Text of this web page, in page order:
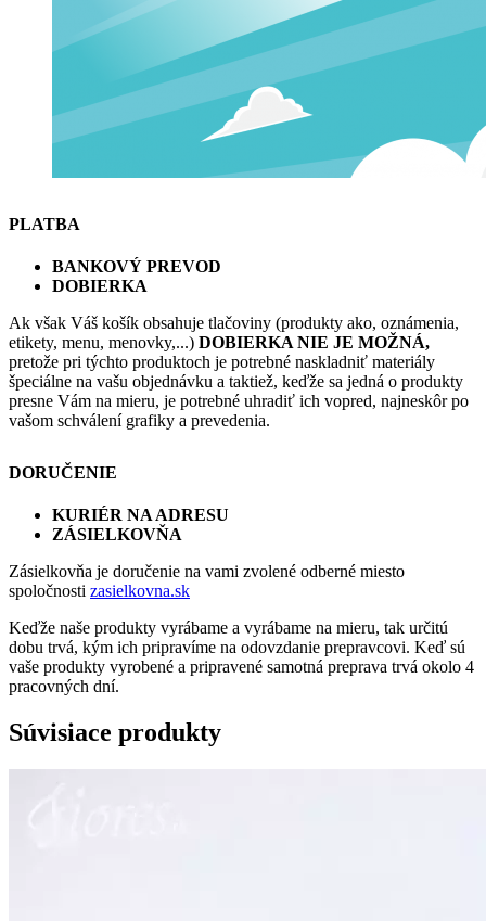
PLATBA
BANKOVÝ PREVOD
DOBIERKA
Ak však Váš košík obsahuje tlačoviny (produkty ako, oznámenia,
etikety, menu, menovky,...) DOBIERKA NIE JE MOŽNÁ,
pretože pri týchto produktoch je potrebné naskladniť materiály
špeciálne na vašu objednávku a taktiež, keďže sa jedná o produkty
presne Vám na mieru, je potrebné uhradiť ich vopred, najneskôr po
vašom schválení grafiky a prevedenia.
DORUČENIE
KURIÉR NA ADRESU
ZÁSIELKOVŇA
Zásielkovňa je doručenie na vami zvolené odberné miesto
spoločnosti zasielkovna.sk
Keďže naše produkty vyrábame a vyrábame na mieru, tak určitú
dobu trvá, kým ich pripravíme na odovzdanie prepravcovi. Keď sú
vaše produkty vyrobené a pripravené samotná preprava trvá okolo 4
pracovných dní.
Súvisiace produkty